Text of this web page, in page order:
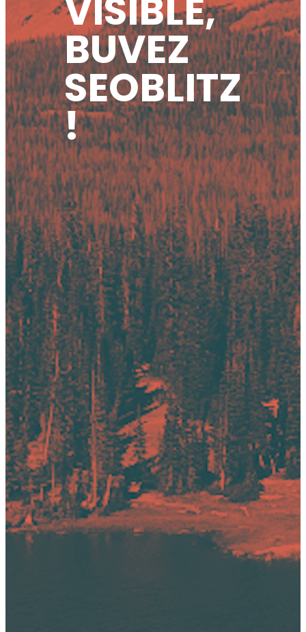
VISIBLE,
BUVEZ
SEOBLITZ
!